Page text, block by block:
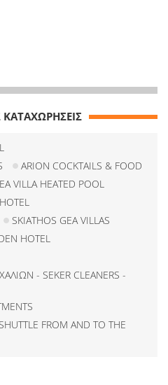
ΚΑΤΑΧΩΡΗΣΕΙΣ
ARION COCKTAILS & FOOD
VILLA HEATED POOL
SKIATHOS GEA VILLAS
HOTEL
- SEKER CLEANERS -
FROM AND TO THE